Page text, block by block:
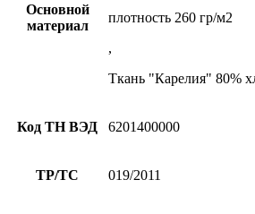
Основной
материал
плотность 260 гр/м2
,
Ткань "Карелия" 80%
Код ТН ВЭД 6201400000
ТР/ТС 019/2011